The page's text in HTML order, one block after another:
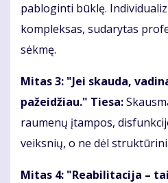
pabloginti būklę.
kompleksas, sudarytas
sėkmę.
Mitas 3: "Jei skauda,
pažeidžiau." Tiesa:
raumenų įtampos,
veiksnių, o ne dėl
Mitas 4: "Reabilitacija –